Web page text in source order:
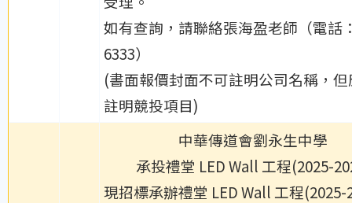
如有查詢，請聯絡張海盈老師（電話
6333）
(書面報價封面不可註明公司名稱，
註明競投項目)
中華傳道會劉永生中學
承投禮堂 LED Wall 工程(2025-
現招標承辦禮堂 LED Wall 工程(2025-